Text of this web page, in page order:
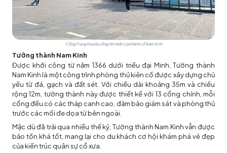
Cổng Trung Hoa là cổng lớn nhất của thành cổ Nam Kinh
Tường thành Nam Kinh
Được khởi công từ năm 1366 dưới triều đại Minh, Tường thành
Nam Kinh là một công trình phòng thủ kiên cố được xây dựng chủ
yếu từ đá, gạch và đất sét. Với chiều dài khoảng 35m và chiều
rộng 12m, tường thành này được thiết kế với 13 cổng chính, mỗi
cổng đều có các tháp canh cao, đảm bảo giám sát và phòng thủ
trước các mối đe dọa từ bên ngoài.
Mặc dù đã trải qua nhiều thế kỷ, Tường thành Nam Kinh vẫn được
bảo tồn khá tốt, mang lại cho du khách cơ hội khám phá vẻ đẹp
của kiến trúc quân sự cổ xưa.